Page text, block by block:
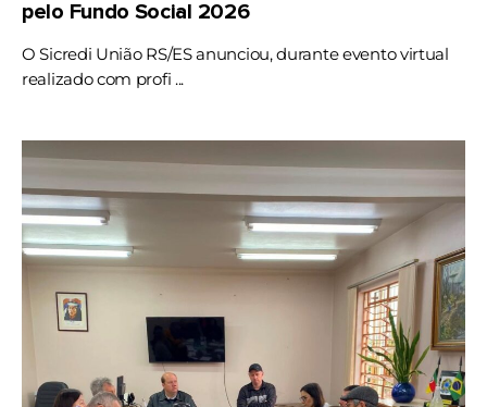
pelo Fundo Social 2026
O Sicredi União RS/ES anunciou, durante evento virtual
realizado com profi ...